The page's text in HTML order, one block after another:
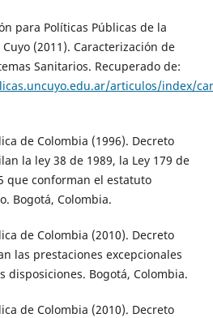
para Políticas Públicas de la
(2011). Caracterización de
Sanitarios. Recuperado de:
articulos/index/
de Colombia (1996). Decreto
la ley 38 de 1989, la Ley 179 de
que conforman el estatuto
Bogotá, Colombia.
de Colombia (2010). Decreto
las prestaciones excepcionales
disposiciones. Bogotá, Colombia.
de Colombia (2010). Decreto